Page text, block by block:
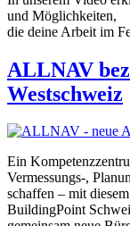
und Möglichkeiten,
die deine Arbeit im
ALLNAV
Westschweiz
Ein
Vermessungs-,
schaffen – mit
BuildingPoint